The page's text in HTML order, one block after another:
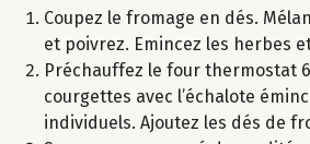
Coupez le fromage en dés.
et poivrez. Emincez les herbes
Préchauffez le four thermostat
courgettes avec l’échalote
individuels. Ajoutez les dés de